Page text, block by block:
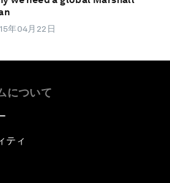
年04月22日
について
ティ